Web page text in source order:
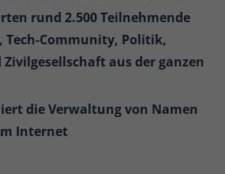
rund 2.500 Teilnehmende
Tech-Community, Politik,
aus der ganzen
die Verwaltung von Namen
Internet
zu speichern, wie z. B. die
Besucher-ID.